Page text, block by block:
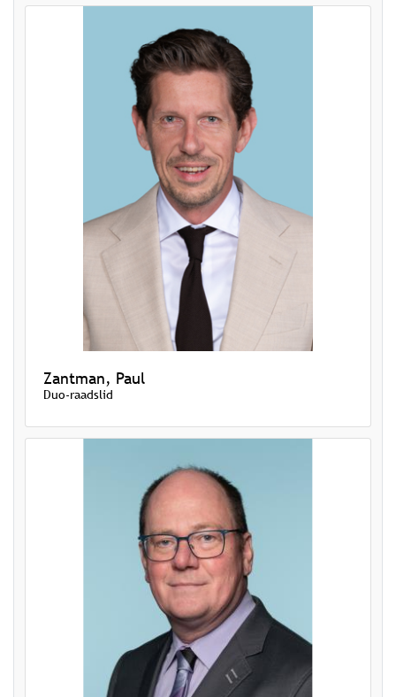
Zantman, Paul
Duo-raadslid